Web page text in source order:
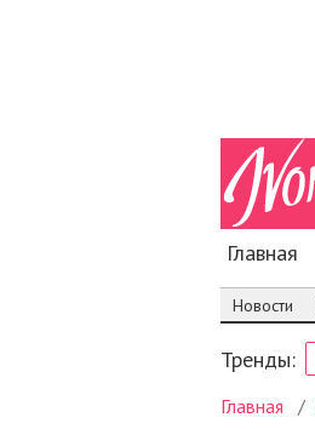
Главная
Новости
Тренды:
Главная